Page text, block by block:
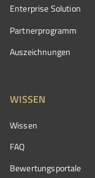
Enterprise Solution
Partnerprogramm
Auszeichnungen
WISSEN
Wissen
FAQ
Bewertungsportale